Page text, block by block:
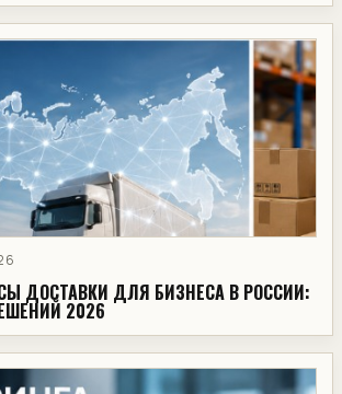
ДОСТАВКИ ДЛЯ БИЗНЕСА В РОССИИ:
2026